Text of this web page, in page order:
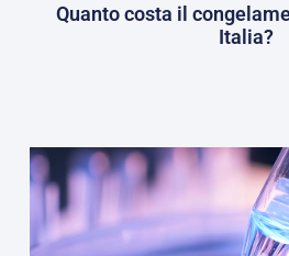
Quanto costa il
Italia?